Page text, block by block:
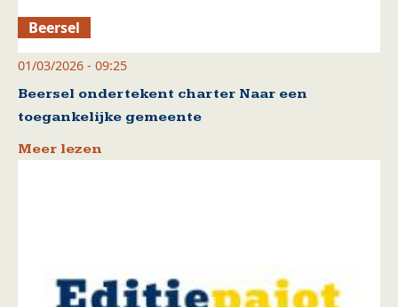
Beersel
01/03/2026 - 09:25
Beersel ondertekent charter Naar een
toegankelijke gemeente
Meer lezen